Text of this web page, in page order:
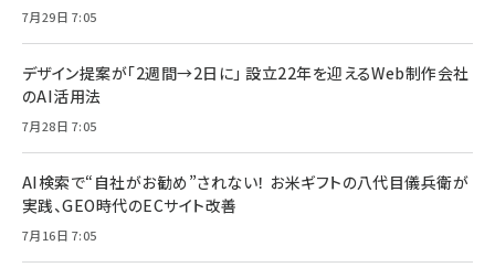
7月29日 7:05
デザイン提案が「2週間→2日に」 設立22年を迎えるWeb制作会社
のAI活用法
7月28日 7:05
AI検索で“自社がお勧め”されない！ お米ギフトの八代目儀兵衛が
実践、GEO時代のECサイト改善
7月16日 7:05